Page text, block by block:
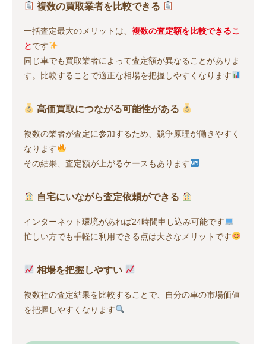
複数の買取業者を比較できる
一括査定最大のメリットは、 複数の査定額を比較できるこ
とです
同じ車でも買取業者によって査定額が異なることがありま
す。比較することで適正な相場を把握しやすくなります
高価買取につながる可能性がある
複数の業者が査定に参加するため、競争原理が働きやすく
なります
その結果、査定額が上がるケースもあります
自宅にいながら査定依頼ができる
インターネット環境があれば24時間申し込み可能です
忙しい方でも手軽に利用できる点は大きなメリットです
相場を把握しやすい
複数社の査定結果を比較することで、自分の車の市場価値
を把握しやすくなります